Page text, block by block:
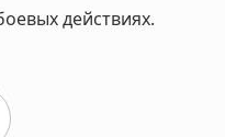
действиях.